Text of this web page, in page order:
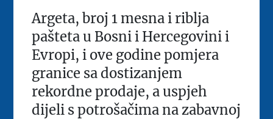
Argeta, broj 1 mesna i riblja
pašteta u Bosni i Hercegovini i
Evropi, i ove godine pomjera
granice sa dostizanjem
rekordne prodaje, a uspjeh
dijeli s potrošačima na zabavnoj